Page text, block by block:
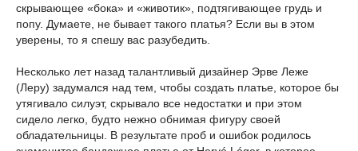
скрывающее «бока» и «животик», подтягивающее грудь и
попу. Думаете, не бывает такого платья? Если вы в этом
уверены, то я спешу вас разубедить.
Несколько лет назад талантливый дизайнер Эрве Леже
(Леру) задумался над тем, чтобы создать платье, которое бы
утягивало силуэт, скрывало все недостатки и при этом
сидело легко, будто нежно обнимая фигуру своей
обладательницы. В результате проб и ошибок родилось